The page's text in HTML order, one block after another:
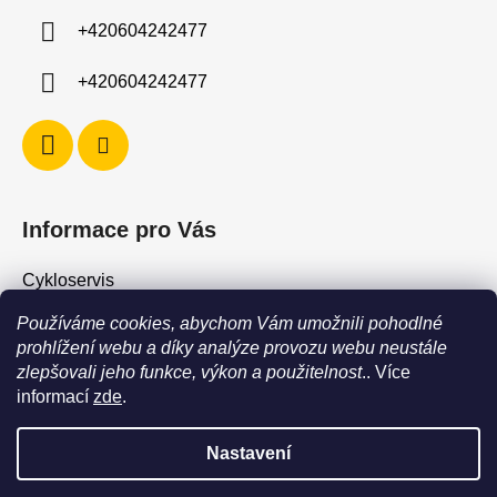
Používáme cookies, abychom Vám umožnili pohodlné
prohlížení webu a díky analýze provozu webu neustále
zlepšovali jeho funkce, výkon a použitelnost.. Více
informací zde.
Nastavení
POZOR - stav zboží SKLADEM neodpovídá stavu na prodejně. Při
+420604242477
+420604242477
Informace pro Vás
Cykloservis
Skiservis
Obchodní podmínky
Podmínky ochrany osobních údajů